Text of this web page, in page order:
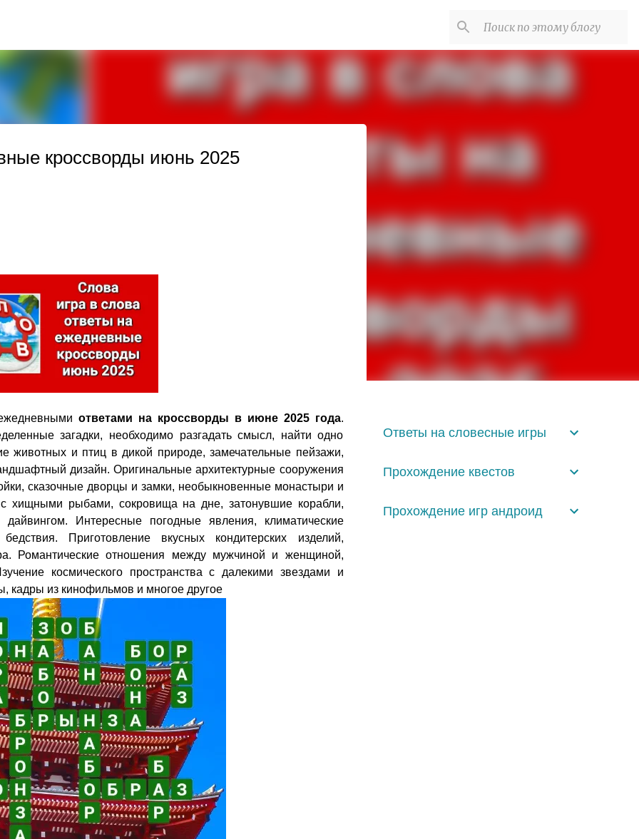
кроссворды июнь 2025
ответами на кроссворды в июне 2025 года.
загадки, необходимо разгадать смысл, найти одно
животных и птиц в дикой природе, замечательные пейзажи,
дизайн. Оригинальные архитектурные сооружения
сказочные дворцы и замки, необыкновенные монастыри и
хищными рыбами, сокровища на дне, затонувшие корабли,
Интересные погодные явления, климатические
Приготовление вкусных кондитерских изделий,
Романтические отношения между мужчиной и женщиной,
космического пространства с далекими звездами и
кадры из кинофильмов и многое другое
Ответы на словесные игры
Прохождение квестов
Прохождение игр андроид